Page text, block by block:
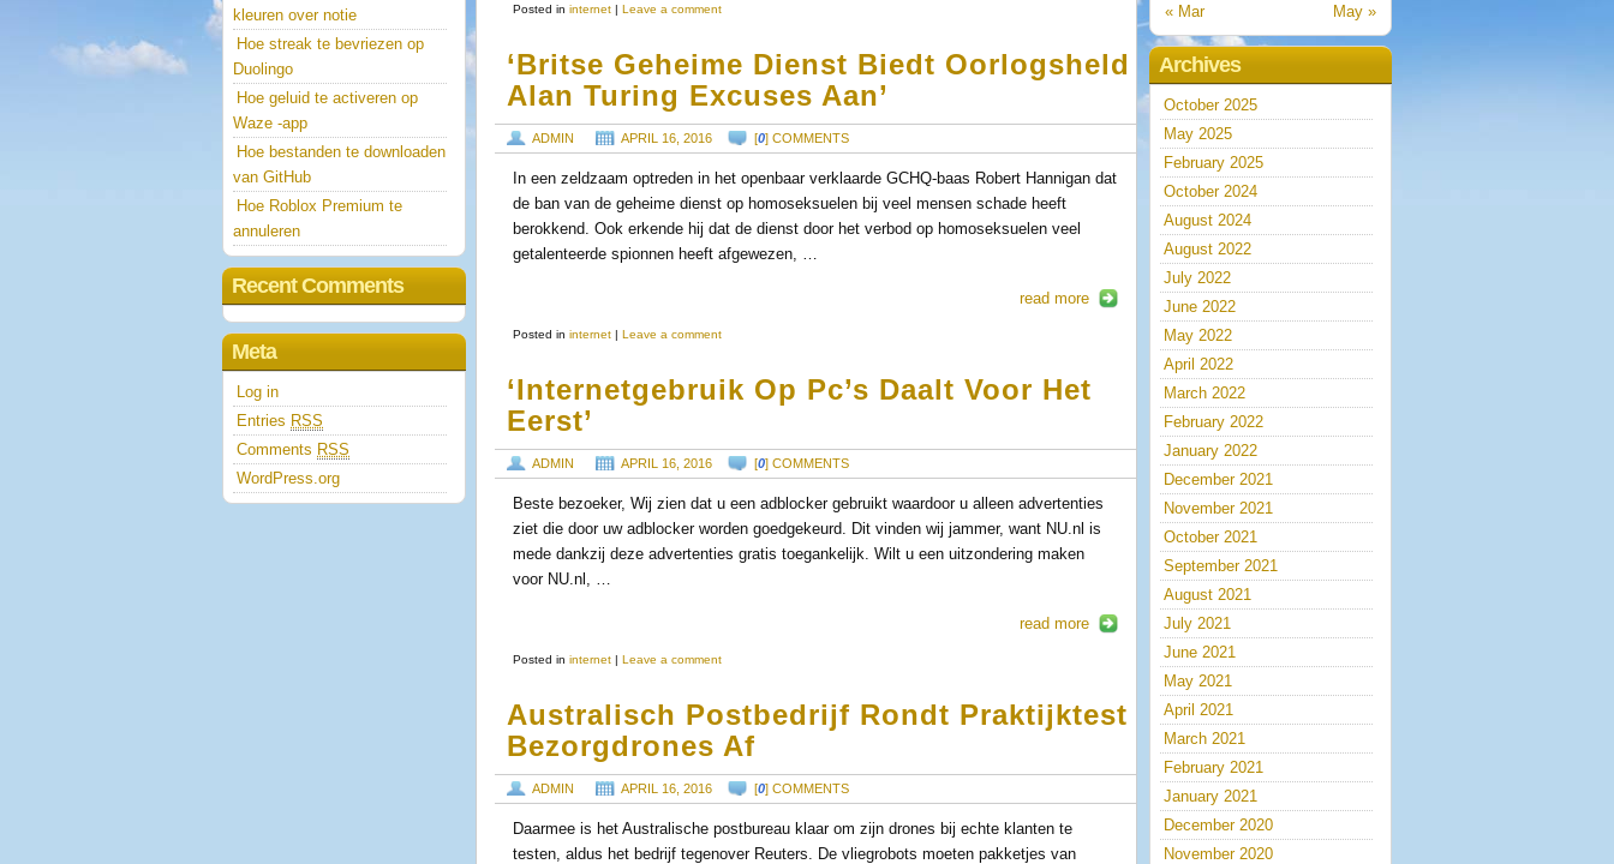
Posted in internet | Leave a comment
‘Britse Geheime Dienst Biedt Oorlogsheld
Alan Turing Excuses Aan’
ADMIN APRIL 16, 2016 [0] COMMENTS
In een zeldzaam optreden in het openbaar verklaarde GCHQ-baas Robert Hannigan dat
de ban van de geheime dienst op homoseksuelen bij veel mensen schade heeft
berokkend. Ook erkende hij dat de dienst door het verbod op homoseksuelen veel
getalenteerde spionnen heeft afgewezen, …
read more
Posted in internet | Leave a comment
‘Internetgebruik Op Pc’s Daalt Voor Het
Eerst’
ADMIN APRIL 16, 2016 [0] COMMENTS
Beste bezoeker, Wij zien dat u een adblocker gebruikt waardoor u alleen advertenties
ziet die door uw adblocker worden goedgekeurd. Dit vinden wij jammer, want NU.nl is
mede dankzij deze advertenties gratis toegankelijk. Wilt u een uitzondering maken
voor NU.nl, …
read more
Posted in internet | Leave a comment
Australisch Postbedrijf Rondt Praktijktest
Bezorgdrones Af
ADMIN APRIL 16, 2016 [0] COMMENTS
Daarmee is het Australische postbureau klaar om zijn drones bij echte klanten te
testen, aldus het bedrijf tegenover Reuters. De vliegrobots moeten pakketjes van
« Mar May »
Archives
October 2025
May 2025
February 2025
October 2024
August 2024
August 2022
July 2022
June 2022
May 2022
April 2022
March 2022
February 2022
January 2022
December 2021
November 2021
October 2021
September 2021
August 2021
July 2021
June 2021
May 2021
April 2021
March 2021
February 2021
January 2021
December 2020
November 2020
kleuren over notie
Hoe streak te bevriezen op
Duolingo
Hoe geluid te activeren op
Waze -app
Hoe bestanden te downloaden
van GitHub
Hoe Roblox Premium te
annuleren
Recent Comments
Meta
Log in
Entries RSS
Comments RSS
WordPress.org